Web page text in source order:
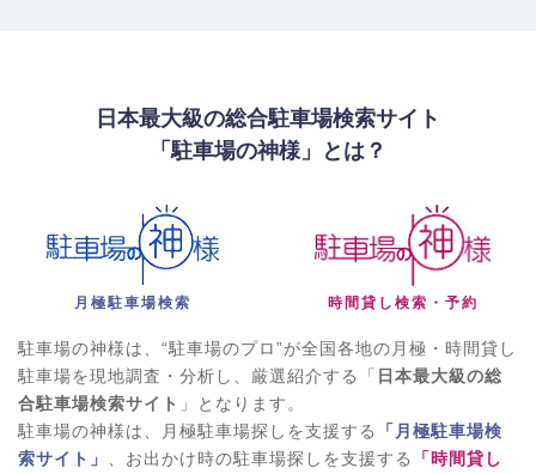
日本最大級の総合駐車場検索サイト
「駐車場の神様」とは？
月極駐車場検索 時間貸し検索・予約
駐車場の神様は、“駐車場のプロ”が全国各地の月極・時間貸し
駐車場を現地調査・分析し、厳選紹介する「 日本最大級の総
合駐車場検索サイト 」となります。
駐車場の神様は、月極駐車場探しを支援する
「月極駐車場検
索サイト」 、お出かけ時の駐車場探しを支援する
「時間貸し